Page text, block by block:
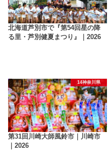
北海道芦別市で『第54回星の降
る里・芦別健夏まつり』｜2026
14神奈川県
第31回川崎大師風鈴市｜川崎市
｜2026